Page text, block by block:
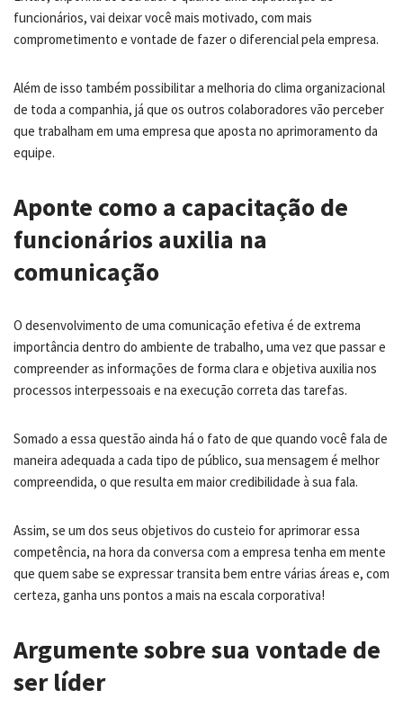
funcionários, vai deixar você mais motivado, com mais
comprometimento e vontade de fazer o diferencial pela empresa.
Além de isso também possibilitar a melhoria do clima organizacional
de toda a companhia, já que os outros colaboradores vão perceber
que trabalham em uma empresa que aposta no aprimoramento da
equipe.
Aponte como a capacitação de
funcionários auxilia na
comunicação
O desenvolvimento de uma comunicação efetiva é de extrema
importância dentro do ambiente de trabalho, uma vez que passar e
compreender as informações de forma clara e objetiva auxilia nos
processos interpessoais e na execução correta das tarefas.
Somado a essa questão ainda há o fato de que quando você fala de
maneira adequada a cada tipo de público, sua mensagem é melhor
compreendida, o que resulta em maior credibilidade à sua fala.
Assim, se um dos seus objetivos do custeio for aprimorar essa
competência, na hora da conversa com a empresa tenha em mente
que quem sabe se expressar transita bem entre várias áreas e, com
certeza, ganha uns pontos a mais na escala corporativa!
Argumente sobre sua vontade de
ser líder